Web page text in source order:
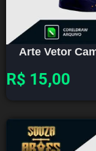
Arte Vetor
R$ 15,00